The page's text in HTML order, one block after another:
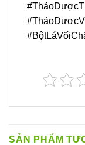
SẢN PHẨM